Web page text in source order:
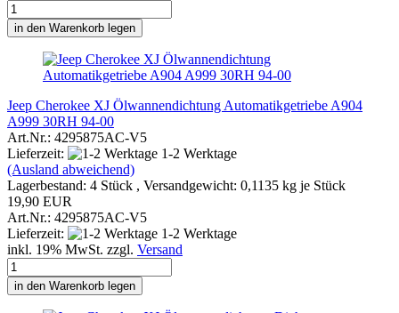
in den Warenkorb legen
Jeep Cherokee XJ Ölwannendichtung Automatikgetriebe A904
A999 30RH 94-00
Art.Nr.: 4295875AC-V5
Lieferzeit:
1-2 Werktage
(Ausland abweichend)
Lagerbestand: 4 Stück , Versandgewicht: 0,1135 kg je Stück
19,90 EUR
Art.Nr.: 4295875AC-V5
Lieferzeit:
1-2 Werktage
inkl. 19% MwSt. zzgl. Versand
in den Warenkorb legen